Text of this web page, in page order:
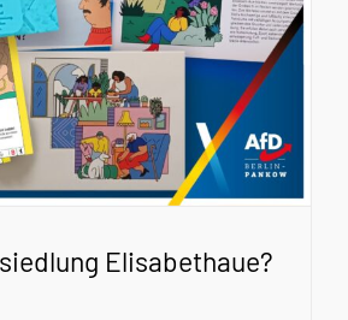
Elisabethaue?